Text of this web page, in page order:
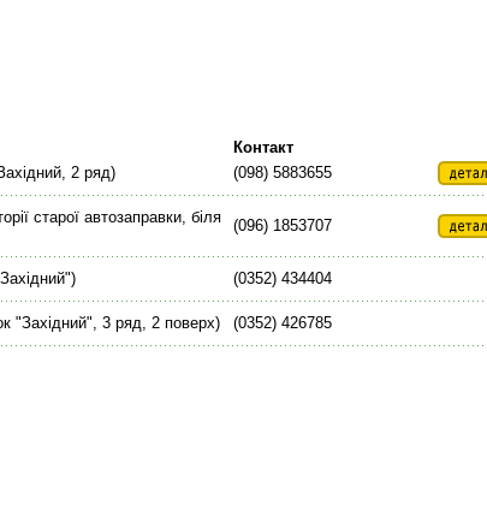
Контакт
2 ряд) (098) 5883655
старої автозаправки, біля
(096) 1853707
(0352) 434404
"Західний", 3 ряд, 2 поверх) (0352) 426785